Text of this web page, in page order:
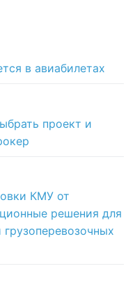
в авиабилетах
проект и
КМУ от
решения для